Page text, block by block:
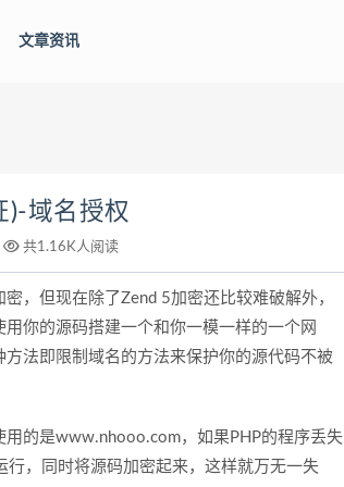
文章资讯
)-域名授权
共1.16K人阅读
，但现在除了Zend 5加密还比较难破解外，
你的源码搭建一个和你一模一样的一个网
法即限制域名的方法来保护你的源代码不被
的是www.nhooo.com，如果PHP的程序丢失
行，同时将源码加密起来，这样就万无一失